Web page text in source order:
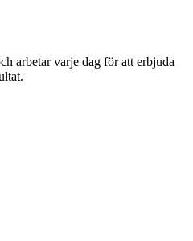
arbetar varje dag för att erbjuda